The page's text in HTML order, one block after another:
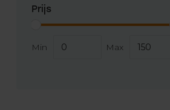
Prijs
Min Max